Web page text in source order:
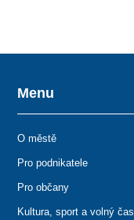
Menu
O městě
Pro podnikatele
Pro občany
Kultura, sport a volný čas